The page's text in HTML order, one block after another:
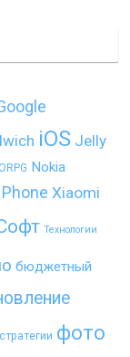
iOS Jelly
Nokia
Xiaomi
Технологии
бюджетный
стратегии фото